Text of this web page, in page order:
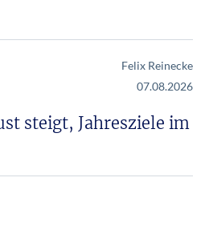
Felix Reinecke
07.08.2026
steigt, Jahresziele im